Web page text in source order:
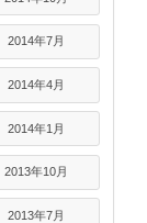
2014年7月
2014年4月
2014年1月
2013年10月
2013年7月